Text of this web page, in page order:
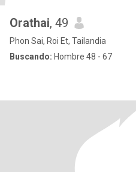
Orathai, 49
Phon Sai, Roi Et, Tailandia
Buscando: Hombre 48 - 67